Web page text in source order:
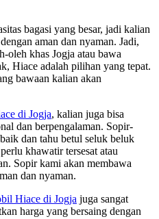
bagasi yang besar, jadi kalian
aman dan nyaman. Jadi,
oleh khas Jogja atau bawa
Hiace adalah pilihan yang tepat.
bawaan kalian akan
di Jogja, kalian juga bisa
dan berpengalaman. Sopir-
dan tahu betul seluk beluk
khawatir tersesat atau
Sopir kami akan membawa
dan nyaman.
Hiace di Jogja juga sangat
harga yang bersaing dengan